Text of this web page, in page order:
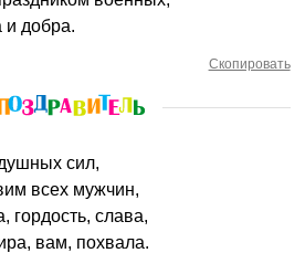
и добра.
Скопировать
сил,
всех мужчин,
слава,
вам, похвала.